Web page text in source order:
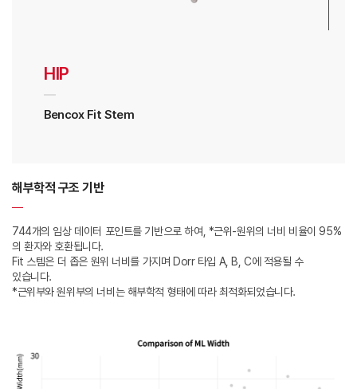
HIP
Bencox Fit Stem
해부학적 구조 기반
744개의 임상 데이터 포인트를 기반으로 하여, *근위-원위의 너비 비율이 95%
의 환자와 호환됩니다.
Fit 스템은 더 좁은 원위 너비를 가지며 Dorr 타입 A, B, C에 적용될 수
있습니다.
*근위부와 원위부의 너비는 해부학적 형태에 따라 최적화되었습니다.